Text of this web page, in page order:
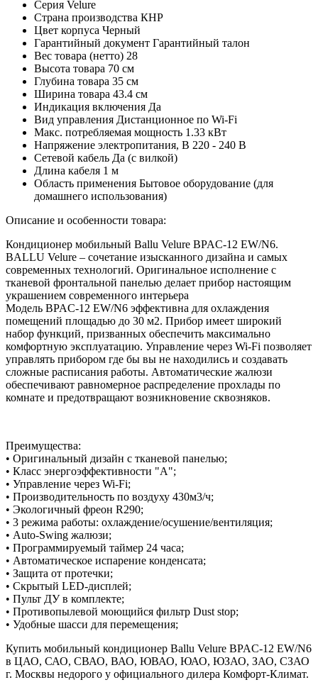
Серия Velure
Страна производства КНР
Цвет корпуса Черный
Гарантийный документ Гарантийный талон
Вес товара (нетто) 28
Высота товара 70 см
Глубина товара 35 см
Ширина товара 43.4 см
Индикация включения Да
Вид управления Дистанционное по Wi-Fi
Макс. потребляемая мощность 1.33 кВт
Напряжение электропитания, В 220 - 240 В
Сетевой кабель Да (с вилкой)
Длина кабеля 1 м
Область применения Бытовое оборудование (для
домашнего использования)
Описание и особенности товара:
Кондиционер мобильный Ballu Velure BPAC-12 EW/N6.
BALLU Velure – сочетание изысканного дизайна и самых
современных технологий. Оригинальное исполнение с
тканевой фронтальной панелью делает прибор настоящим
украшением современного интерьера
Модель BPAC-12 EW/N6 эффективна для охлаждения
помещений площадью до 30 м2. Прибор имеет широкий
набор функций, призванных обеспечить максимально
комфортную эксплуатацию. Управление через Wi-Fi позволяет
управлять прибором где бы вы не находились и создавать
сложные расписания работы. Автоматические жалюзи
обеспечивают равномерное распределение прохлады по
комнате и предотвращают возникновение сквозняков.
Преимущества:
• Оригинальный дизайн с тканевой панелью;
• Класс энергоэффективности "А";
• Управление через Wi-Fi;
• Производительность по воздуху 430м3/ч;
• Экологичный фреон R290;
• 3 режима работы: охлаждение/осушение/вентиляция;
• Auto-Swing жалюзи;
• Программируемый таймер 24 часа;
• Автоматическое испарение конденсата;
• Защита от протечки;
• Скрытый LED-дисплей;
• Пульт ДУ в комплекте;
• Противопылевой моющийся фильтр Dust stop;
• Удобные шасси для перемещения;
Купить мобильный кондиционер Ballu Velure BPAC-12 EW/N6
в ЦАО, САО, СВАО, ВАО, ЮВАО, ЮАО, ЮЗАО, ЗАО, СЗАО
г. Москвы недорого у официального дилера Комфорт-Климат.